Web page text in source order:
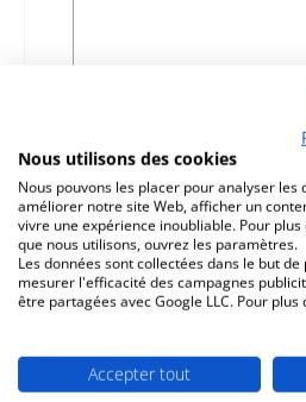
Fireplace Texas pierre
Fabricant:
Prix
64,76 €
Disponible, délai de
Détails
Nous utilisons des cookies
Nous pouvons les placer pour analyser les
améliorer notre site Web, afficher un
vivre une expérience inoubliable. Pour
que nous utilisons, ouvrez les paramètres.
Les données sont collectées dans le but
mesurer l'efficacité des campagnes
être partagées avec Google LLC. Pour
Accepter tout